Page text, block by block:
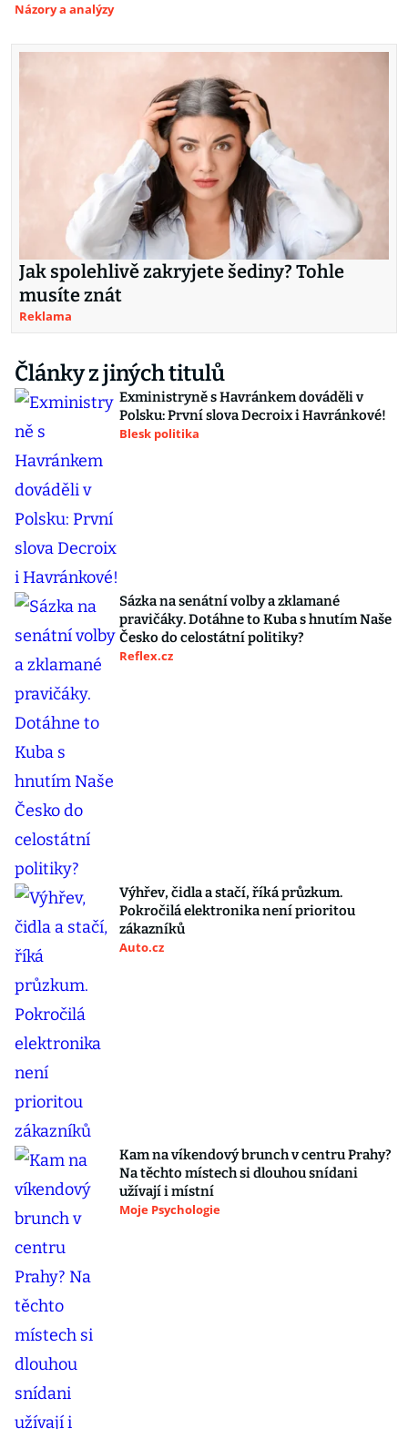
Názory a analýzy
Jak spolehlivě zakryjete šediny? Tohle
musíte znát
Reklama
Články z jiných titulů
Exministryně s Havránkem dováděli v
Polsku: První slova Decroix i Havránkové!
Blesk politika
Sázka na senátní volby a zklamané
pravičáky. Dotáhne to Kuba s hnutím Naše
Česko do celostátní politiky?
Reflex.cz
Výhřev, čidla a stačí, říká průzkum.
Pokročilá elektronika není prioritou
zákazníků
Auto.cz
Kam na víkendový brunch v centru Prahy?
Na těchto místech si dlouhou snídani
užívají i místní
Moje Psychologie